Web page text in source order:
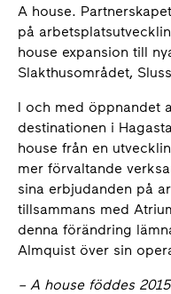
A house.
på
house expansion till
Slakthusområdet,
I och med öppnandet
destinationen i
house från en
mer förvaltande
sina erbjudanden på
tillsammans med
denna förändring
Almquist över sin
– A house föddes